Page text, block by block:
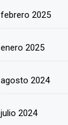
febrero 2025
enero 2025
agosto 2024
julio 2024